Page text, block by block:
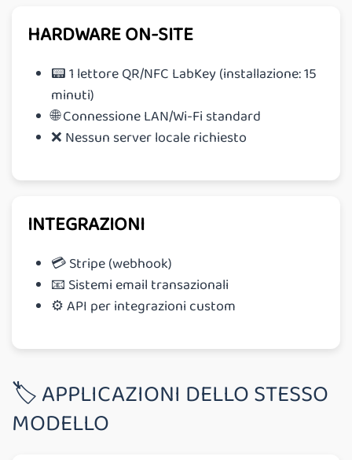
HARDWARE ON-SITE
📟 1 lettore QR/NFC LabKey (installazione: 15
minuti)
🌐 Connessione LAN/Wi-Fi standard
❌ Nessun server locale richiesto
INTEGRAZIONI
💳 Stripe (webhook)
📧 Sistemi email transazionali
⚙️ API per integrazioni custom
🏷 APPLICAZIONI DELLO STESSO
MODELLO